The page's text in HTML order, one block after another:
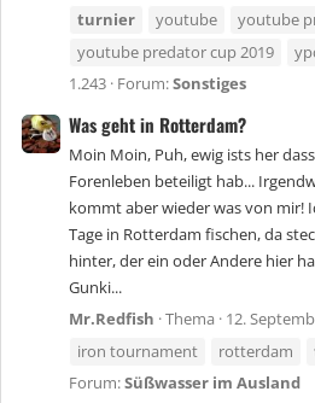
turnier
youtube
youtube
youtube predator cup 2019
1.243 Forum:Sonstiges
Was geht in Rotterdam?
Moin Moin, Puh, ewig ists her
Forenleben beteiligt hab...
kommt aber wieder was von mir!
Tage in Rotterdam fischen, da
hinter, der ein oder Andere hier
Gunki...
Mr.Redfish Thema 12.
iron tournament
rotterdam
Forum:Süßwasser im Ausland